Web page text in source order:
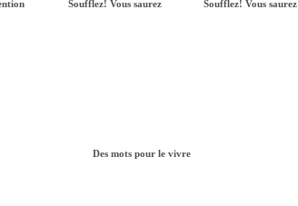
Soufflez! Vous saurez Soufflez! Vous saurez
Des mots pour le vivre